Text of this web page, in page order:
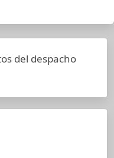
del despacho